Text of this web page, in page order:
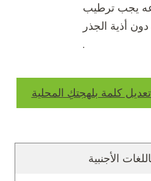
يجب ترطيب
أذية الجذر
.
كلمة بلهجتكِ المحلية
الأجنبية